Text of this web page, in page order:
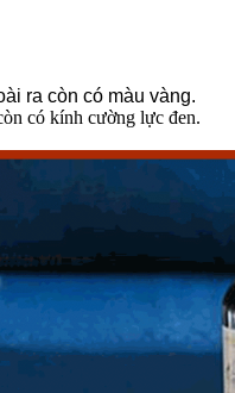
ra còn có màu vàng.
có kính cường lực đen.